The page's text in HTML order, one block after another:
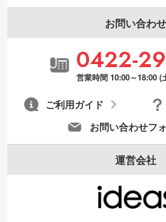
お問い合わせ
0422-
営業時間 10:00～18:00 (
お問い合わせフ
ご利用ガイド
運営会社